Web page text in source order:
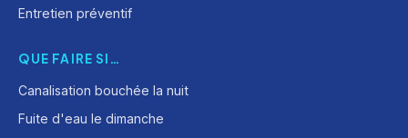
Entretien préventif
QUE FAIRE SI…
Canalisation bouchée la nuit
Fuite d'eau le dimanche